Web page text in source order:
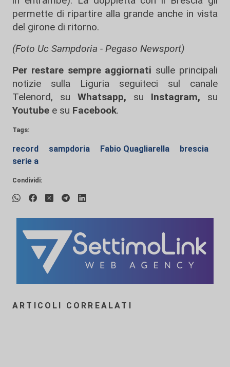
permette di ripartire alla grande anche in vista
del girone di ritorno.
(Foto Uc Sampdoria - Pegaso Newsport)
Per restare sempre aggiornati sulle principali
notizie sulla Liguria seguiteci sul canale
Telenord, su
Whatsapp, su Instagram, su
Youtube e su Facebook.
Tags:
record sampdoria Fabio Quagliarella
brescia
serie a
Condividi:
ARTICOLI CORREALATI